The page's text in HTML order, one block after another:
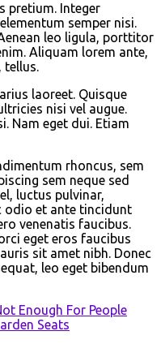
pretium. Integer
semper nisi.
leo ligula, porttitor
Aliquam lorem ante,
tellus.
laoreet. Quisque
nisi vel augue.
Nam eget dui. Etiam
rhoncus, sem
sem neque sed
luctus pulvinar,
odio et ante tincidunt
venenatis faucibus.
eget eros faucibus
sit amet nibh. Donec
leo eget bibendum
Enough For People
Seats